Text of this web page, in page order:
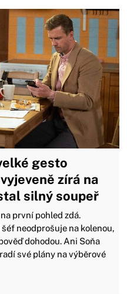
gesto
zírá na
silný soupeř
první pohled zdá.
neodprošuje na kolenou,
dohodou. Ani Soňa
své plány na výběrové